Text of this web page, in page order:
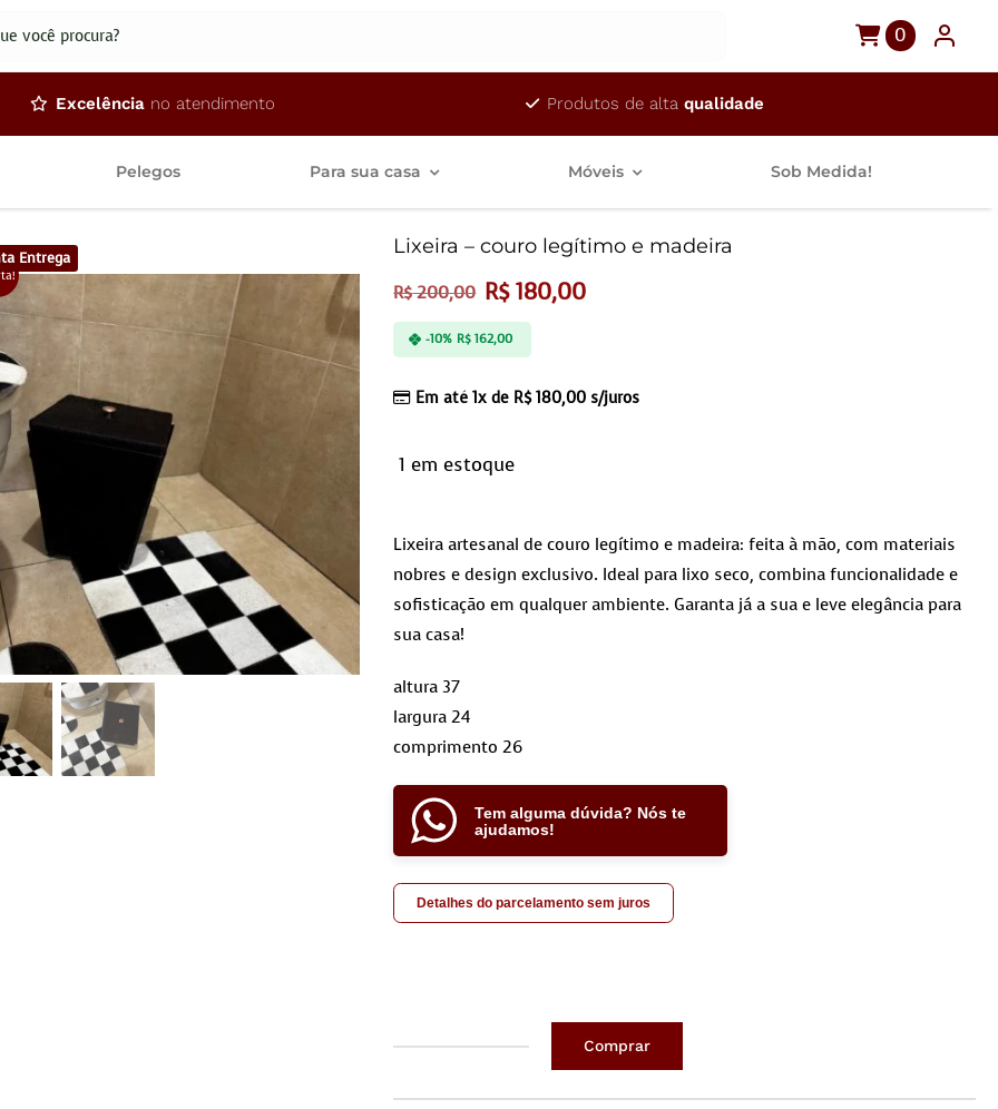
0
Excelência no atendimento Produtos de altaqualidade
Pelegos Para sua casa Móveis Sob Medida!
Entrega Lixeira – couro legítimo e madeira
R$200,00 R$180,00
Em até 1x de R$180,00 s/juros
-10% R$162,00
1 em estoque
Lixeira artesanal de couro legítimo e madeira: feita à mão, com materiais
nobres e design exclusivo. Ideal para lixo seco, combina funcionalidade e
sofisticação em qualquer ambiente. Garanta já a sua e leve elegância para
sua casa!
altura 37
largura 24
comprimento 26
Tem alguma dúvida? Nós te
ajudamos!
Detalhes do parcelamento sem juros
-
Comprar